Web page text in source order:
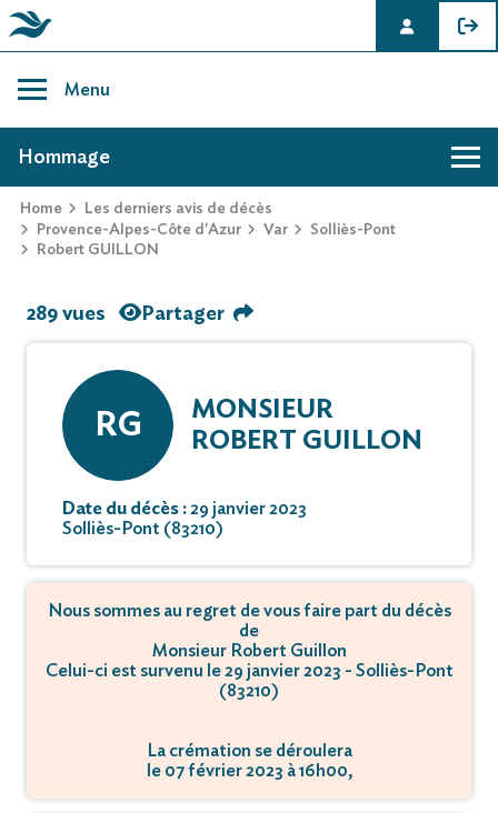
content
Menu
AVIS DE DÉCÈS DE ROBERT GUILLON
Home
Les derniers avis de décès
Provence-Alpes-Côte d'Azur
Var
Solliès-Pont
Robert GUILLON
Hommage
289 vues Partager
RG
MONSIEUR
ROBERT GUILLON
Date du décès :29 janvier 2023
Solliès-Pont (83210)
Nous sommes au regret de vous faire part du décès
de
Monsieur Robert Guillon
Celui-ci est survenu le 29 janvier 2023 - Solliès-Pont
(83210)
La crémation se déroulera
le 07 février 2023 à 16h00,